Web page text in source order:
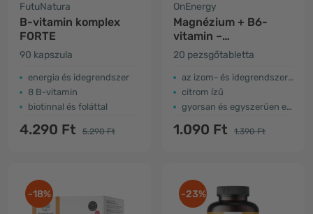
FutuNatura
B-vitamin komplex
FORTE
90 kapszula
energia és idegrendszer
8 B-vitamin
biotinnal és foláttal
4.290 Ft 5.290 Ft
OnEnergy
Magnézium + B6-
vitamin –
pezsgőtabletta
20 pezsgőtabletta
az izom- és idegrendszer támogatása
citrom ízű
gyorsan és egyszerűen elkészíthető
1.090 Ft 1.390 Ft
-18% -23%